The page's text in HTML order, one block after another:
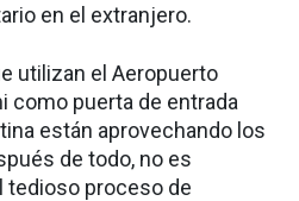
en el extranjero.
utilizan el Aeropuerto
como puerta de entrada
están aprovechando los
de todo, no es
tedioso proceso de